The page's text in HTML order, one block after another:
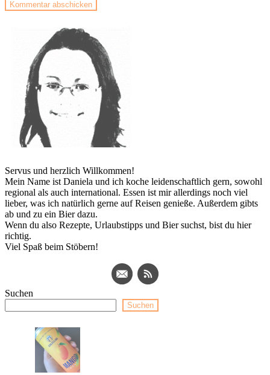
Servus und herzlich Willkommen!
Mein Name ist Daniela und ich koche leidenschaftlich gern, sowohl
regional als auch international. Essen ist mir allerdings noch viel
lieber, was ich natürlich gerne auf Reisen genieße. Außerdem gibts
ab und zu ein Bier dazu.
Wenn du also Rezepte, Urlaubstipps und Bier suchst, bist du hier
richtig.
Viel Spaß beim Stöbern!
Suchen
Suchen